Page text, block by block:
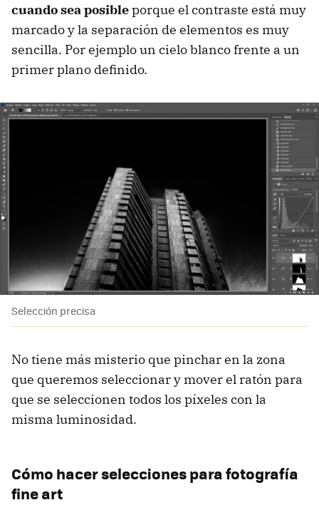
cuando sea posibleporque el contraste está muy
marcado y la separación de elementos es muy
sencilla. Por ejemplo un cielo blanco frente a un
primer plano definido.
Selección precisa
No tiene más misterio que pinchar en la zona
que queremos seleccionar y mover el ratón para
que se seleccionen todos los píxeles con la
misma luminosidad.
Cómo hacer selecciones para fotografía
fine art